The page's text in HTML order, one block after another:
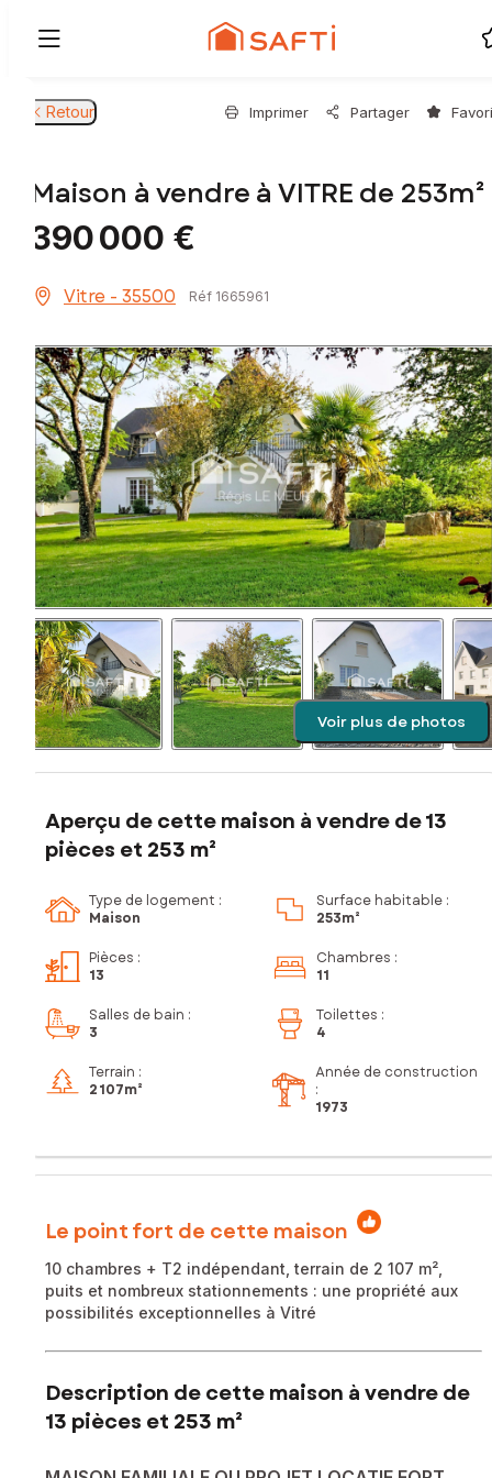
Retour Imprimer Partager
Maison à vendre à VITRE de 253m²
390 000 €
Vitre - 35500 Réf 1665961
Voir plus de photos
Aperçu de cette maison à vendre de 13
pièces et 253 m²
Type de logement :
Maison
Surface habitable :
253m²
Pièces :
13
Chambres :
11
Salles de bain :
3
Toilettes :
4
Terrain :
2 107m²
Année de construction
:
1973
Le point fort de cette maison
10 chambres + T2 indépendant, terrain de 2 107 m²,
puits et nombreux stationnements : une propriété aux
possibilités exceptionnelles à Vitré
Description de cette maison à vendre de
13 pièces et 253 m²